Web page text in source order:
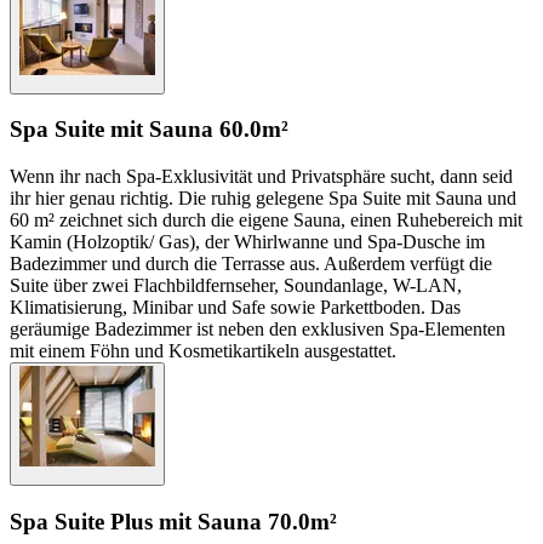
Spa Suite mit Sauna 60.0m²
Wenn ihr nach Spa-Exklusivität und Privatsphäre sucht, dann seid
ihr hier genau richtig. Die ruhig gelegene Spa Suite mit Sauna und
60 m² zeichnet sich durch die eigene Sauna, einen Ruhebereich mit
Kamin (Holzoptik/ Gas), der Whirlwanne und Spa-Dusche im
Badezimmer und durch die Terrasse aus. Außerdem verfügt die
Suite über zwei Flachbildfernseher, Soundanlage, W-LAN,
Klimatisierung, Minibar und Safe sowie Parkettboden. Das
geräumige Badezimmer ist neben den exklusiven Spa-Elementen
mit einem Föhn und Kosmetikartikeln ausgestattet.
Spa Suite Plus mit Sauna 70.0m²